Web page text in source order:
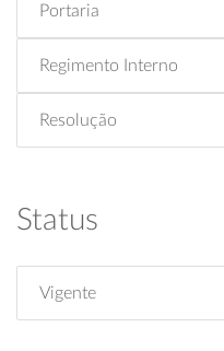
Portaria
Regimento Interno
Resolução
Status
Vigente